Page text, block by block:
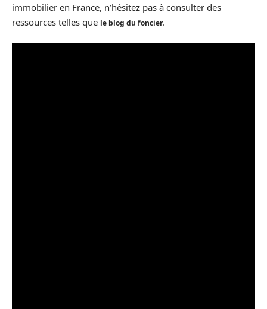
immobilier en France, n’hésitez pas à consulter des
ressources telles que le blog du foncier.